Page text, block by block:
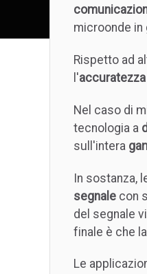
microonde in
Rispetto ad
l'accuratezza
Nel caso di
tecnologia a
sull'intera
In sostanza,
segnale con
del segnale
finale è che la
Le